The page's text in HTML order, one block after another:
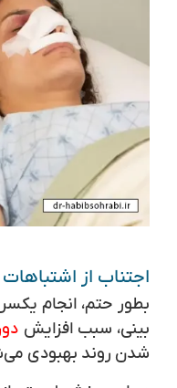
اجتناب از
بطور حتم، انجام
بینی، سبب افزایش
شدن روند بهبودی